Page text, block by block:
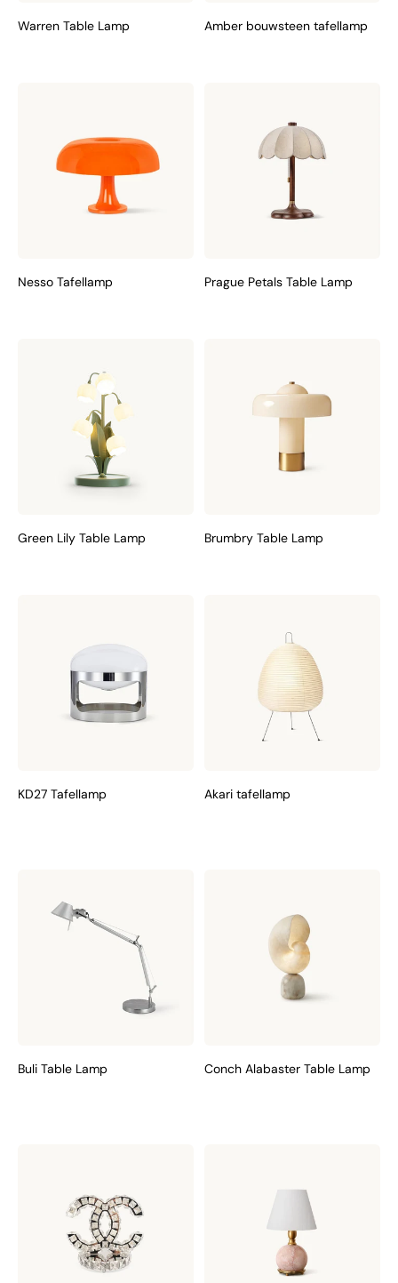
Warren Table Lamp Amber bouwsteen tafellamp
Nesso Tafellamp Prague Petals Table Lamp
Green Lily Table Lamp Brumbry Table Lamp
KD27 Tafellamp Akari tafellamp
Buli Table Lamp Conch Alabaster Table Lamp